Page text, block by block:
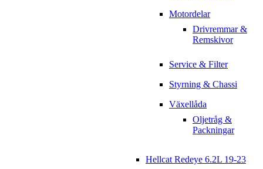
Motordelar
Drivremmar &
Remskivor
Service & Filter
Styrning & Chassi
Växellåda
Oljetråg &
Packningar
Hellcat Redeye 6.2L 19-23